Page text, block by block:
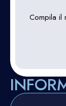
Compila il